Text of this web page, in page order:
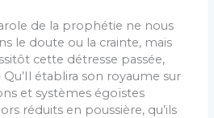
de la prophétie ne nous
le doute ou la crainte, mais
cette détresse passée,
établira son royaume sur
et systèmes égoïstes
réduits en poussière, qu’ils